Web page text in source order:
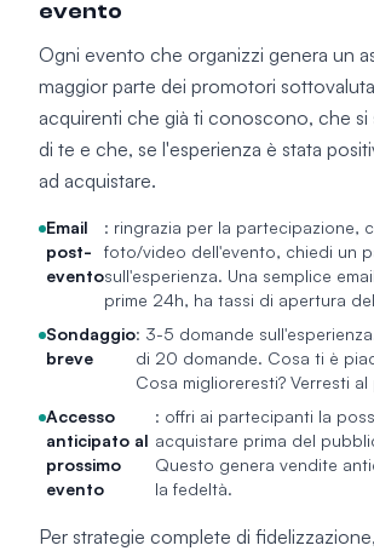
evento
Ogni evento che organizzi genera un
maggior parte dei promotori
acquirenti che già ti conoscono, che si
di te e che, se l'esperienza è stata
ad acquistare.
Email
post-
evento
: ringrazia per la partecipazione,
foto/video dell'evento, chiedi un
sull'esperienza. Una semplice
prime 24h, ha tassi di apertura
Sondaggio
breve
: 3-5 domande
di 20 domande. Cosa ti è
Cosa miglioreresti? Verresti al
Accesso
anticipato al
prossimo
evento
: offri ai partecipanti la
acquistare prima del
Questo genera vendite
la fedeltà.
Per strategie complete di